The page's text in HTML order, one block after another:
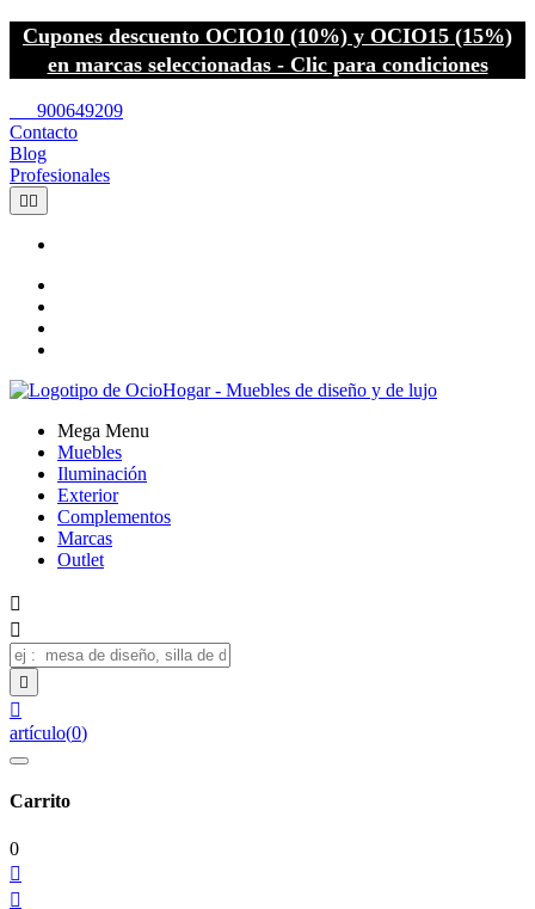
Cupones descuento OCIO10 (10%) y OCIO15 (15%)
en marcas seleccionadas - Clic para condiciones
900649209
Contacto
Blog
Profesionales
 
Mega Menu
Muebles
Iluminación
Exterior
Complementos
Marcas
Outlet




artículo(0)
Carrito
0

